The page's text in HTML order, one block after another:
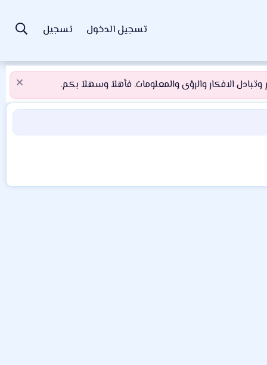
تسجيل الدخول تسجيل
الافكار والرؤى والمعلومات. فأهلاَ وسهلاَ بكم.